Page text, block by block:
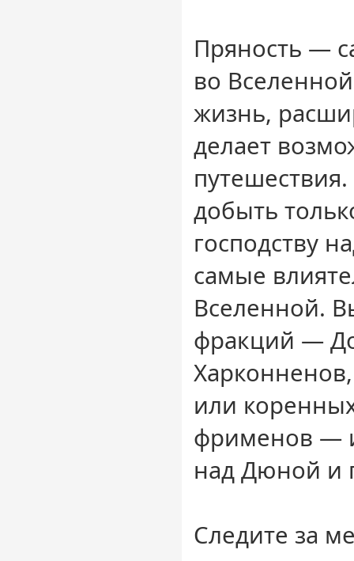
Пряность —
во
жизнь,
делает
добыть
господству
самые
Вселенной.
фракций —
или
фрименов —
над Дюной и
Следите за